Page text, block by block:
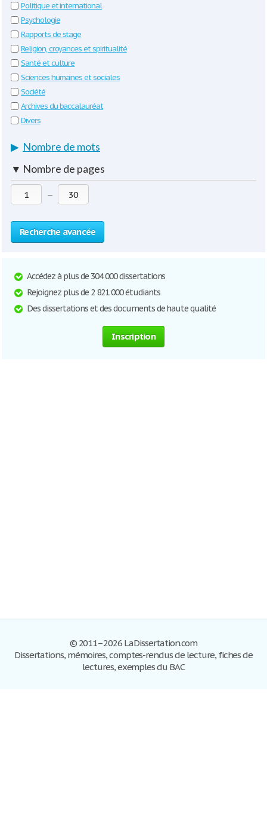
Politique et international
Psychologie
Rapports de stage
Religion, croyances et spiritualité
Santé et culture
Sciences humaines et sociales
Société
Archives du baccalauréat
Divers
▶ Nombre de mots
▼ Nombre de pages
—
Recherche avancée
Accédez à plus de 304 000 dissertations
Rejoignez plus de 2 821 000 étudiants
Des dissertations et des documents de haute qualité
Inscription
© 2011–2026 LaDissertation.com
Dissertations, mémoires, comptes-rendus de lecture, fiches de
lectures, exemples du BAC